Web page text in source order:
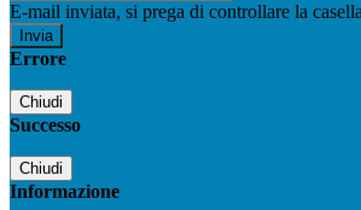
E-mail inviata, si prega di controllare la
Errore
Chiudi
Successo
Chiudi
Informazione